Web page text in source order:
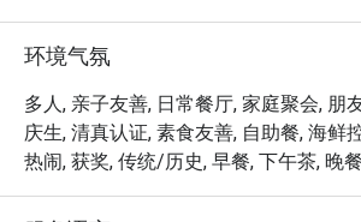
无论是快食晚餐，还是悠闲长聚，这里
您回味无穷：
真正的魅力在于现场烹饪台，您可以亲
身手，从滋滋作响的沙爹到新鲜现烤的
完美呈现。琳琅满目的选择本身就是一
是一种互动式的用餐体验，既捕捉了马
环境气氛
多人, 亲子友善, 日常餐厅, 家庭聚会, 朋
庆生, 清真认证, 素食友善, 自助餐, 海鲜
热闹, 获奖, 传统/历史, 早餐, 下午茶, 晚餐